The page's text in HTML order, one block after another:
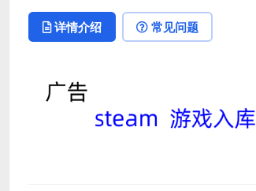
详情介绍 常见问题